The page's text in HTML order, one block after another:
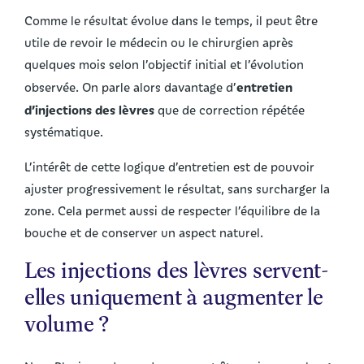
Comme le résultat évolue dans le temps, il peut être
utile de revoir le médecin ou le chirurgien après
quelques mois selon l’objectif initial et l’évolution
observée. On parle alors davantage d’entretien
d’injections des lèvres que de correction répétée
systématique.
L’intérêt de cette logique d’entretien est de pouvoir
ajuster progressivement le résultat, sans surcharger la
zone. Cela permet aussi de respecter l’équilibre de la
bouche et de conserver un aspect naturel.
Les injections des lèvres servent-
elles uniquement à augmenter le
volume ?